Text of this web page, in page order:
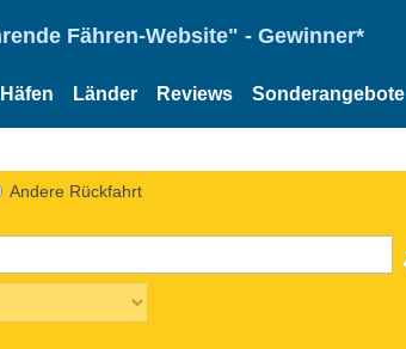
Fähren-Website" - Gewinner*
Häfen Länder Reviews Sonderangebote
Andere Rückfahrt